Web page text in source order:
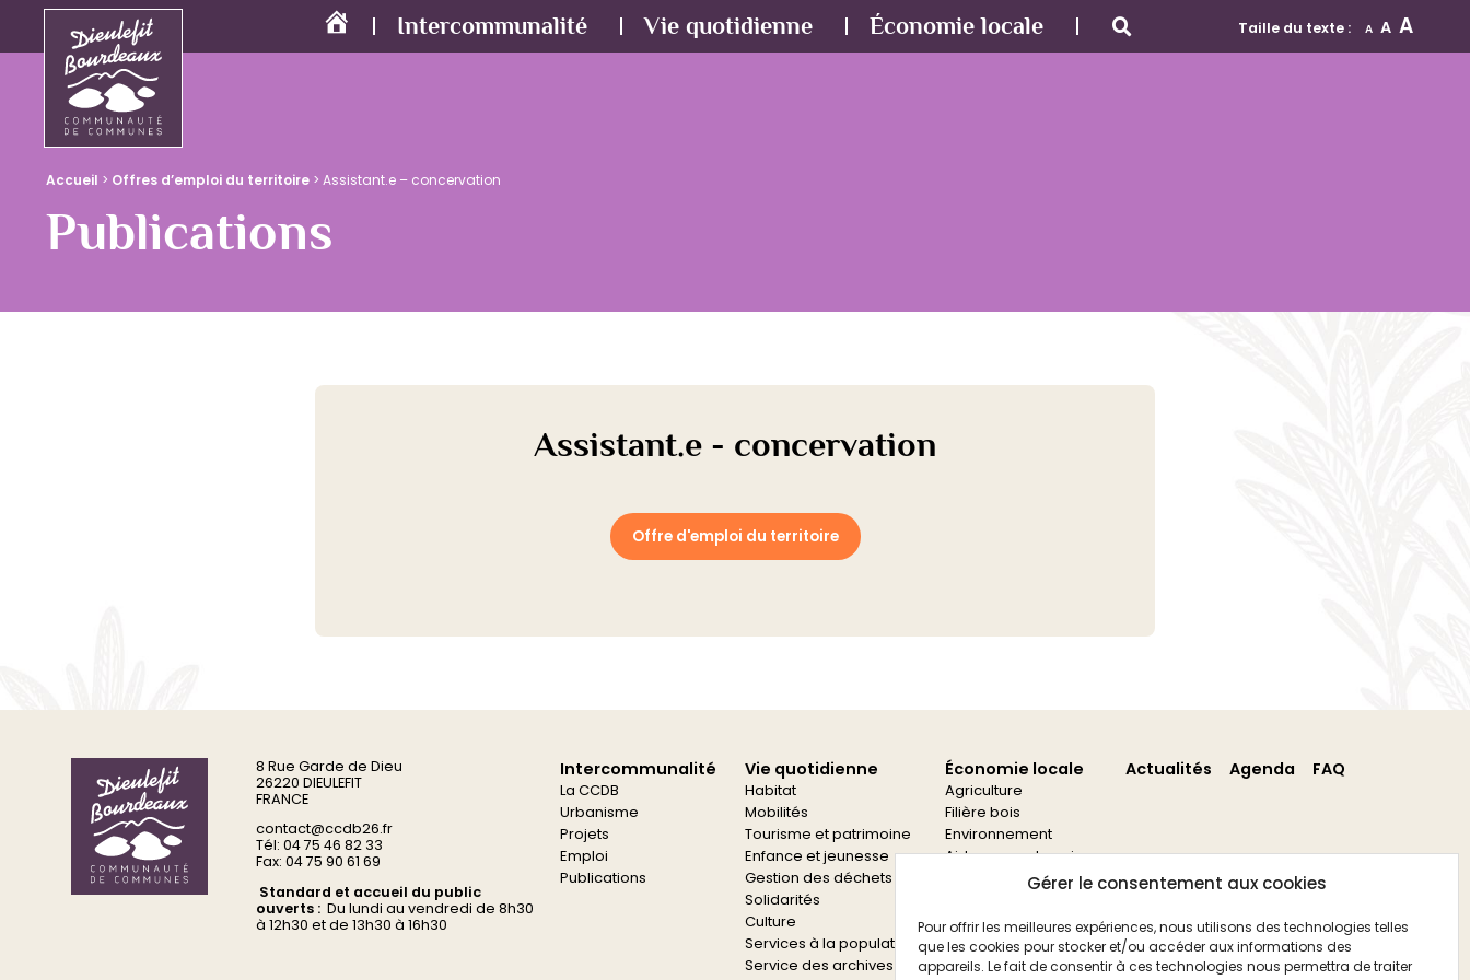
Gérer le consentement aux cookies
Pour offrir les meilleures expériences, nous utilisons des technologies telles
que les cookies pour stocker et/ou accéder aux informations des
appareils. Le fait de consentir à ces technologies nous permettra de traiter
Accueil Intercommunalité Vie quotidienne Économie locale Taille du texte : A A A
Accueil > Offres d’emploi du territoire > Assistant.e – concervation
Publications
Offre d'emploi du territoire
Assistant.e - concervation
8 Rue Garde de Dieu
26220 DIEULEFIT
FRANCE
contact@ccdb26.fr
Tél: 04 75 46 82 33
Fax: 04 75 90 61 69
Standard et accueil du public
ouverts :Du lundi au vendredi de 8h30
à 12h30 et de 13h30 à 16h30
Intercommunalité
La CCDB
Urbanisme
Projets
Emploi
Publications
Vie quotidienne
Habitat
Mobilités
Tourisme et patrimoine
Enfance et jeunesse
Gestion des déchets
Solidarités
Culture
Services à la population
Service des archives
Économie locale
Agriculture
Filière bois
Environnement
Aides aux entreprises
Aides aux associations
Actualités Agenda FAQ